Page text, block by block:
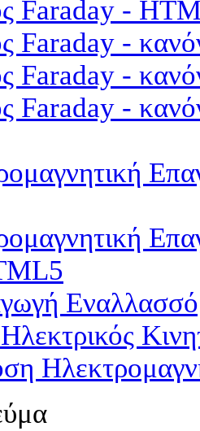
Faraday -
Faraday -
Faraday -
Faraday -